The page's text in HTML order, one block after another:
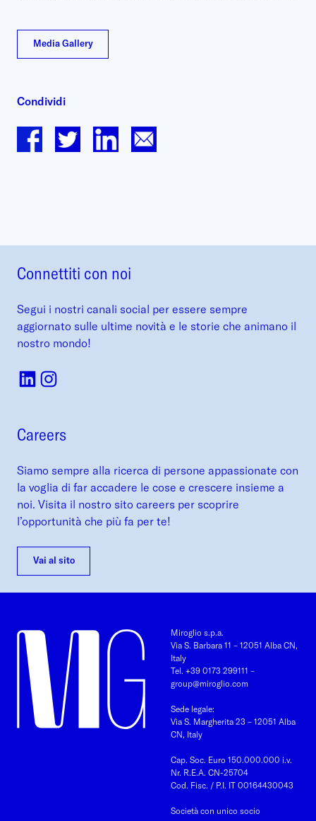
Media Gallery
Condividi
Connettiti con noi
Segui i nostri canali social per essere sempre
aggiornato sulle ultime novità e le storie che animano il
nostro mondo!
Careers
Siamo sempre alla ricerca di persone appassionate con
la voglia di far accadere le cose e crescere insieme a
noi. Visita il nostro sito careers per scoprire
l’opportunità che più fa per te!
Vai al sito
Miroglio s.p.a.
Via S. Barbara 11 – 12051 Alba CN,
Italy
Tel. +39 0173 299111 –
group@miroglio.com
Sede legale:
Via S. Margherita 23 – 12051 Alba
CN, Italy
Cap. Soc. Euro 150.000.000 i.v.
Nr. R.E.A. CN-25704
Cod. Fisc. / P.I. IT 00164430043
Società con unico socio